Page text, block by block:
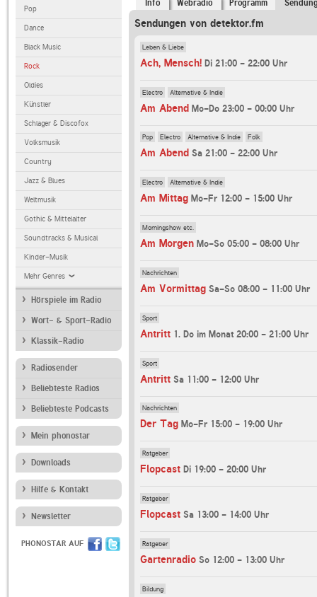
Pop
Dance
Black Music
Rock
Oldies
Künstler
Schlager & Discofox
Volksmusik
Country
Jazz & Blues
Weltmusik
Gothic & Mittelalter
Soundtracks & Musical
Kinder-Musik
Mehr Genres
Hörspiele im Radio
Wort- & Sport-Radio
Klassik-Radio
Radiosender
Beliebteste Radios
Beliebteste Podcasts
Mein phonostar
Downloads
Hilfe & Kontakt
Newsletter
PHONOSTAR AUF
Info Webradio Programm
Sendungen von detektor.fm
Leben & Liebe
Ach, Mensch! Di 21:00 - 22:00 Uhr
Electro Alternative & Indie
Am Abend Mo-Do 23:00 - 00:00 Uhr
Pop Electro Alternative & Indie Folk
Am Abend Sa 21:00 - 22:00 Uhr
Electro Alternative & Indie
Am Mittag Mo-Fr 12:00 - 15:00 Uhr
Morningshow etc.
Am Morgen Mo-So 05:00 - 08:00 Uhr
Nachrichten
Am Vormittag Sa-So 08:00 - 11:00 Uhr
Sport
Antritt 1. Do im Monat 20:00 - 21:00 Uhr
Sport
Antritt Sa 11:00 - 12:00 Uhr
Nachrichten
Der Tag Mo-Fr 15:00 - 19:00 Uhr
Ratgeber
Flopcast Di 19:00 - 20:00 Uhr
Ratgeber
Flopcast Sa 13:00 - 14:00 Uhr
Ratgeber
Gartenradio So 12:00 - 13:00 Uhr
Bildung